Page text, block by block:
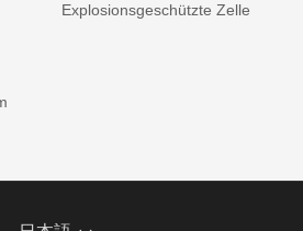
Explosionsgeschützte Zelle